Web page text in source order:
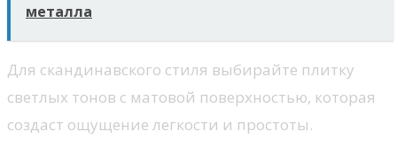
металла
Для скандинавского стиля выбирайте плитку
светлых тонов с матовой поверхностью, которая
создаст ощущение легкости и простоты.